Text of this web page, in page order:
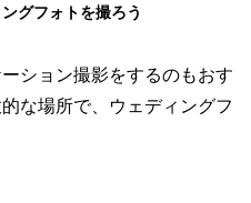
グフォトを撮ろう
ション撮影をするのもおす
な場所で、ウェディングフ